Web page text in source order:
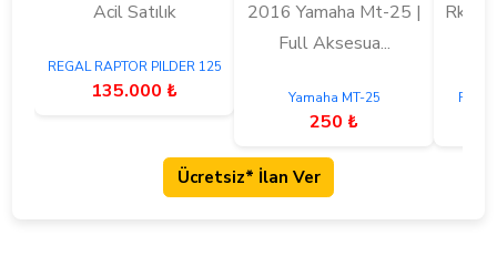
BMW M 1000 RR A2 Ehliyet ile kullanılabilir mi?
BMW M 1000 RR Kaç Litre Benzin Alıyor?
Acil Satılık
REGAL RAPTOR PILDER 125
135.000 ₺
2016 Yamaha Mt-25 |
Full Aksesua...
Yamaha MT-25
250 ₺
Rks
RKS
Ücretsiz* İlan Ver